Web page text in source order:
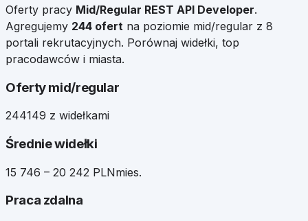
Oferty pracy Mid/Regular REST API Developer.
Agregujemy 244 ofert na poziomie mid/regular z 8
portali rekrutacyjnych. Porównaj widełki, top
pracodawców i miasta.
Oferty mid/regular
244149 z widełkami
Średnie widełki
15 746 – 20 242 PLNmies.
Praca zdalna